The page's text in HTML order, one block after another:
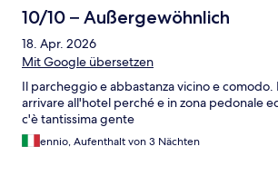
10/10 – Außergewöhnlich
18. Apr. 2026
Mit Google übersetzen
Il parcheggio e abbastanza vicino e comodo.
arrivare all'hotel perché e in zona pedonale
c'è tantissima gente
ennio, Aufenthalt von 3 Nächten